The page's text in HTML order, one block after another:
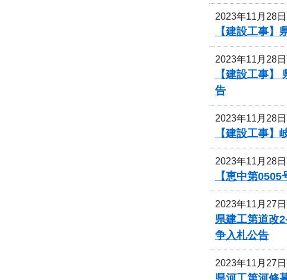
2023年11月28
【建設工事
2023年11月28
【建設工事
告
2023年11月28
【建設工事
2023年11月28
【恵中第
2023年11月27
県建工第道改
争入札公告
2023年11月27